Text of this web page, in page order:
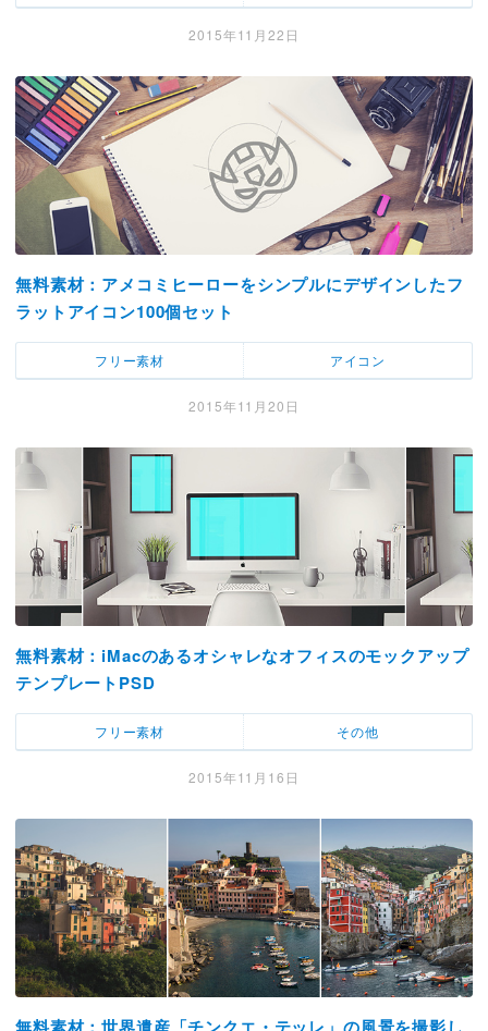
2015年11月22日
無料素材：アメコミヒーローをシンプルにデザインしたフ
ラットアイコン100個セット
フリー素材 アイコン
2015年11月20日
無料素材：iMacのあるオシャレなオフィスのモックアップ
テンプレートPSD
フリー素材 その他
2015年11月16日